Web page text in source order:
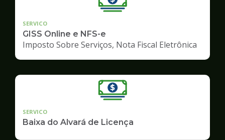
SERVICO
GISS Online e NFS-e
Imposto Sobre Serviços, Nota Fiscal Eletrônica
SERVICO
Baixa do Alvará de Licença